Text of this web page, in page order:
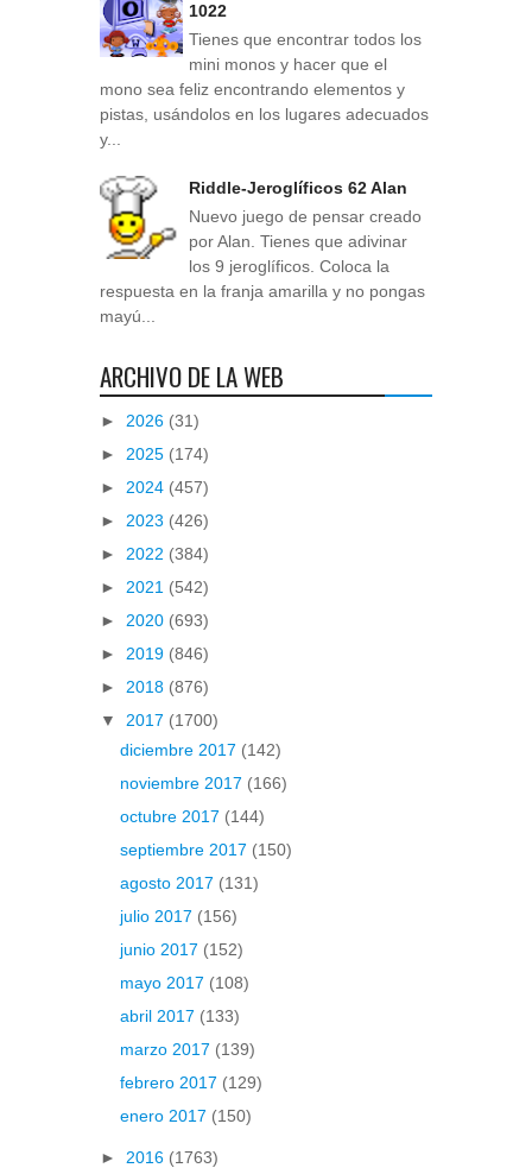
1022
Tienes que encontrar todos los
mini monos y hacer que el
mono sea feliz encontrando elementos y
pistas, usándolos en los lugares adecuados
y...
Riddle-Jeroglíficos 62 Alan
Nuevo juego de pensar creado
por Alan. Tienes que adivinar
los 9 jeroglíficos. Coloca la
respuesta en la franja amarilla y no pongas
mayú...
ARCHIVO DE LA WEB
► 2026 (31)
► 2025 (174)
► 2024 (457)
► 2023 (426)
► 2022 (384)
► 2021 (542)
► 2020 (693)
► 2019 (846)
► 2018 (876)
▼ 2017 (1700)
diciembre 2017 (142)
noviembre 2017 (166)
octubre 2017 (144)
septiembre 2017 (150)
agosto 2017 (131)
julio 2017 (156)
junio 2017 (152)
mayo 2017 (108)
abril 2017 (133)
marzo 2017 (139)
febrero 2017 (129)
enero 2017 (150)
► 2016 (1763)